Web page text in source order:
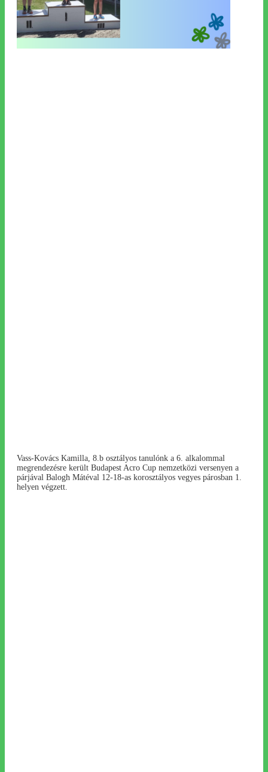
Vass-Kovács Kamilla, 8.b osztályos tanulónk a 6. alkalommal
megrendezésre került Budapest Acro Cup nemzetközi versenyen a
párjával Balogh Mátéval 12-18-as korosztályos vegyes párosban 1.
helyen végzett.